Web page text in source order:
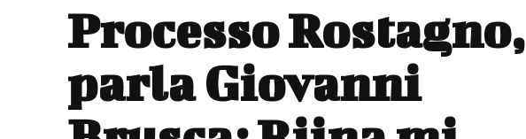
Processo Rostagno,
parla Giovanni